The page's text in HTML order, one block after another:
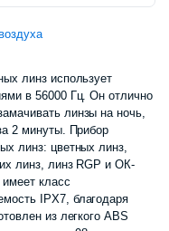
линз использует
в 56000 Гц. Он отлично
линзы на ночь,
2 минуты. Прибор
линз: цветных линз,
линз, линз RGP и ОК-
класс
IPX7, благодаря
из легкого ABS